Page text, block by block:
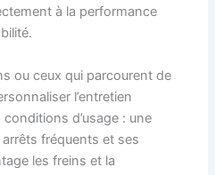
à la performance
ou ceux qui parcourent de
l’entretien
d’usage : une
fréquents et ses
les freins et la